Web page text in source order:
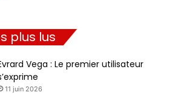
plus lus
Vega : Le premier utilisateur
11 juin 2026